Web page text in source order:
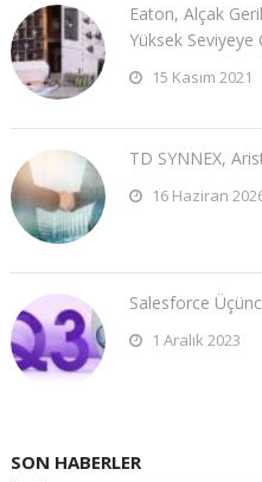
Eaton, Alçak
Yüksek Seviyeye
15 Kasım 2021
TD SYNNEX,
16 Haziran
Salesforce
1 Aralık 2023
SON HABERLER